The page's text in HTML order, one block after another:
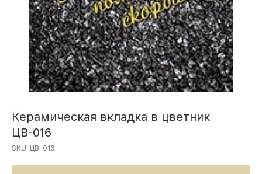
Керамическая вкладка в цветник
ЦВ-016
SKU: ЦВ-016